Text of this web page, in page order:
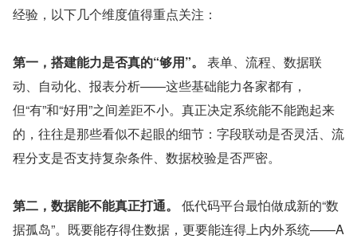
经验，以下几个维度值得重点关注：
第一，搭建能力是否真的“够用”。
表单、流程、数据联
动、自动化、报表分析——这些基础能力各家都有，
但“有”和“好用”之间差距不小。真正决定系统能不能跑起来
的，往往是那些看似不起眼的细节：字段联动是否灵活、流
程分支是否支持复杂条件、数据校验是否严密。
第二，数据能不能真正打通。
低代码平台最怕做成新的“数
据孤岛”。既要能存得住数据，更要能连得上内外系统——A